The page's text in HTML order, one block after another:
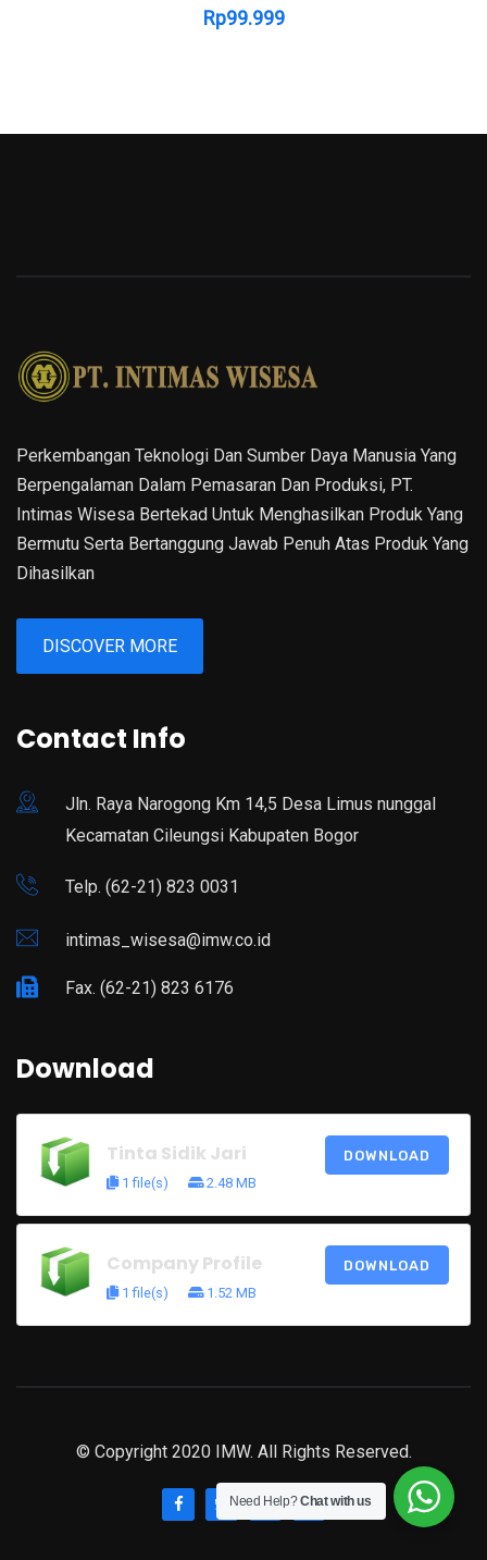
Rp99.999
Perkembangan Teknologi Dan Sumber Daya Manusia Yang
Berpengalaman Dalam Pemasaran Dan Produksi, PT.
Intimas Wisesa Bertekad Untuk Menghasilkan Produk Yang
Bermutu Serta Bertanggung Jawab Penuh Atas Produk Yang
Dihasilkan
DISCOVER MORE
Contact Info
Jln. Raya Narogong Km 14,5 Desa Limus nunggal
Kecamatan Cileungsi Kabupaten Bogor
Telp. (62-21) 823 0031
intimas_wisesa@imw.co.id
Fax. (62-21) 823 6176
Download
Tinta Sidik Jari
1 file(s) 2.48 MB
DOWNLOAD
Company Profile
1 file(s) 1.52 MB
DOWNLOAD
© Copyright 2020 IMW. All Rights Reserved.
Need Help?Chat with us